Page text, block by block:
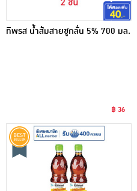
ทิพรส น้ำส้มสายชูกลั่น 5% 700 มล.
฿ 36